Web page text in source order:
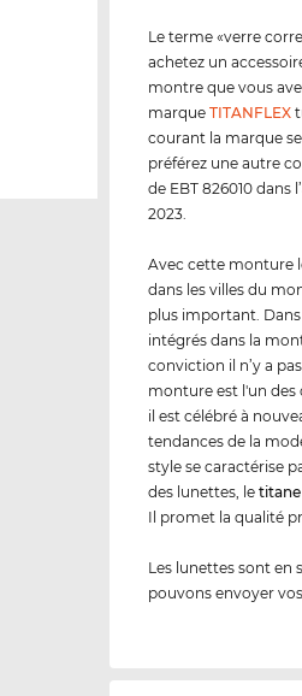
Le terme «verre
achetez un
montre que vous
marqueTITANFLEX
courant la marque
préférez une autre
de EBT 826010 dans
2023.
Avec cette monture
dans les villes du
plus important. Dans
intégrés dans la
conviction il n’y a
monture est l'un des
il est célébré à
tendances de la
style se caractérise
des lunettes, letitane
Il promet la qualité
Les lunettes sont en
pouvons envoyer